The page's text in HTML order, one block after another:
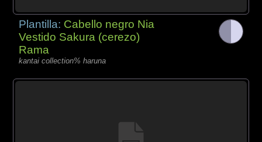
Plantilla: Cabello negro Nia
Vestido Sakura (cerezo)
Rama
kantai collection% haruna